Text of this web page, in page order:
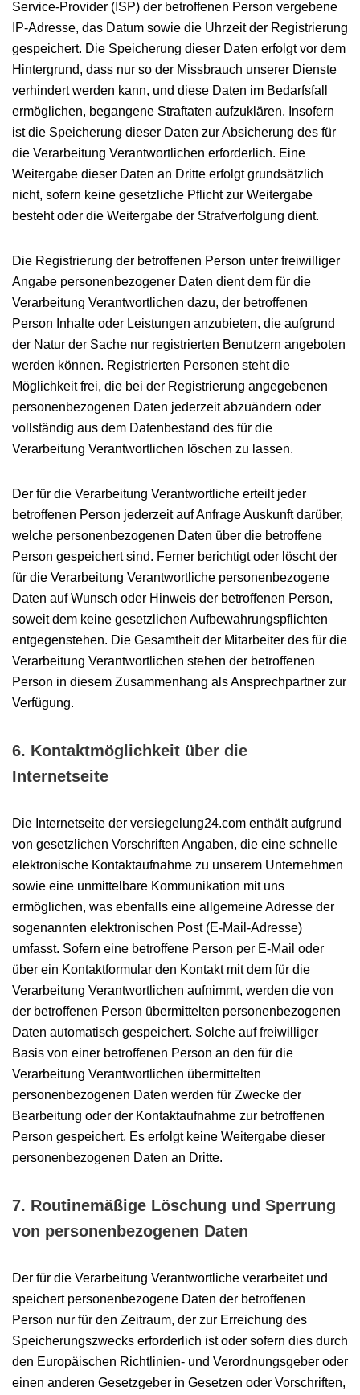
Service-Provider (ISP) der betroffenen Person vergebene
IP-Adresse, das Datum sowie die Uhrzeit der Registrierung
gespeichert. Die Speicherung dieser Daten erfolgt vor dem
Hintergrund, dass nur so der Missbrauch unserer Dienste
verhindert werden kann, und diese Daten im Bedarfsfall
ermöglichen, begangene Straftaten aufzuklären. Insofern
ist die Speicherung dieser Daten zur Absicherung des für
die Verarbeitung Verantwortlichen erforderlich. Eine
Weitergabe dieser Daten an Dritte erfolgt grundsätzlich
nicht, sofern keine gesetzliche Pflicht zur Weitergabe
besteht oder die Weitergabe der Strafverfolgung dient.
Die Registrierung der betroffenen Person unter freiwilliger
Angabe personenbezogener Daten dient dem für die
Verarbeitung Verantwortlichen dazu, der betroffenen
Person Inhalte oder Leistungen anzubieten, die aufgrund
der Natur der Sache nur registrierten Benutzern angeboten
werden können. Registrierten Personen steht die
Möglichkeit frei, die bei der Registrierung angegebenen
personenbezogenen Daten jederzeit abzuändern oder
vollständig aus dem Datenbestand des für die
Verarbeitung Verantwortlichen löschen zu lassen.
Der für die Verarbeitung Verantwortliche erteilt jeder
betroffenen Person jederzeit auf Anfrage Auskunft darüber,
welche personenbezogenen Daten über die betroffene
Person gespeichert sind. Ferner berichtigt oder löscht der
für die Verarbeitung Verantwortliche personenbezogene
Daten auf Wunsch oder Hinweis der betroffenen Person,
soweit dem keine gesetzlichen Aufbewahrungspflichten
entgegenstehen. Die Gesamtheit der Mitarbeiter des für die
Verarbeitung Verantwortlichen stehen der betroffenen
Person in diesem Zusammenhang als Ansprechpartner zur
Verfügung.
6. Kontaktmöglichkeit über die
Internetseite
Die Internetseite der versiegelung24.com enthält aufgrund
von gesetzlichen Vorschriften Angaben, die eine schnelle
elektronische Kontaktaufnahme zu unserem Unternehmen
sowie eine unmittelbare Kommunikation mit uns
ermöglichen, was ebenfalls eine allgemeine Adresse der
sogenannten elektronischen Post (E-Mail-Adresse)
umfasst. Sofern eine betroffene Person per E-Mail oder
über ein Kontaktformular den Kontakt mit dem für die
Verarbeitung Verantwortlichen aufnimmt, werden die von
der betroffenen Person übermittelten personenbezogenen
Daten automatisch gespeichert. Solche auf freiwilliger
Basis von einer betroffenen Person an den für die
Verarbeitung Verantwortlichen übermittelten
personenbezogenen Daten werden für Zwecke der
Bearbeitung oder der Kontaktaufnahme zur betroffenen
Person gespeichert. Es erfolgt keine Weitergabe dieser
personenbezogenen Daten an Dritte.
7. Routinemäßige Löschung und Sperrung
von personenbezogenen Daten
Der für die Verarbeitung Verantwortliche verarbeitet und
speichert personenbezogene Daten der betroffenen
Person nur für den Zeitraum, der zur Erreichung des
Speicherungszwecks erforderlich ist oder sofern dies durch
den Europäischen Richtlinien- und Verordnungsgeber oder
einen anderen Gesetzgeber in Gesetzen oder Vorschriften,